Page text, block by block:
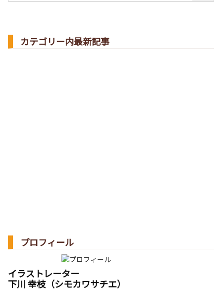
カテゴリー内最新記事
プロフィール
イラストレーター
下川 幸枝（シモカワサチエ）